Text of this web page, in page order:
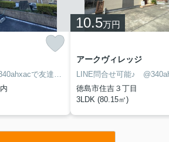
LINE問合せ可能♪ @340ahxacで友達検索して下さい
10.5万円
アークヴィレッジ
徳島市住吉３丁目
3LDK (80.15㎡)